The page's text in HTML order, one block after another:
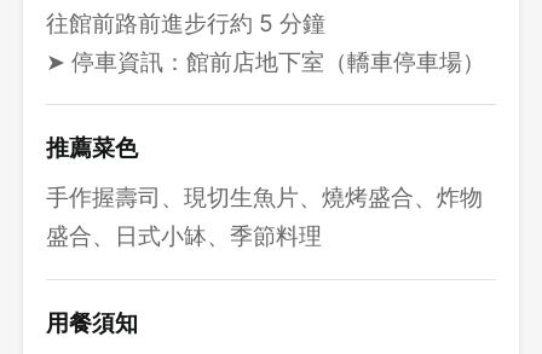
往館前路前進步行約 5 分鐘
➤ 停車資訊：館前店地下室（轎車停車場）
推薦菜色
手作握壽司、現切生魚片、燒烤盛合、炸物
盛合、日式小缽、季節料理
用餐須知